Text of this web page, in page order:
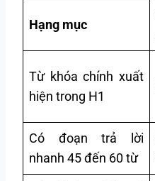
Hạng mục
Từ khóa chính xuất
hiện trong H1
Có đoạn trả lời
nhanh 45 đến 60 từ